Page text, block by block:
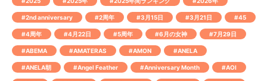
#2nd anniversary #2周年 #3月15日 #3月21日 #45
#4周年 #4月22日 #5周年 #6月の女神 #7月29日
#ABEMA #AMATERAS #AMON #ANELA
#ANELA朝 #Angel Feather #Anniversary Month #AOI